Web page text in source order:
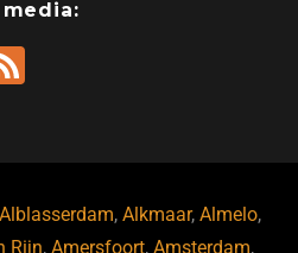
Alblasserdam,Alkmaar,Almelo,
Rijn,Amersfoort,Amsterdam,